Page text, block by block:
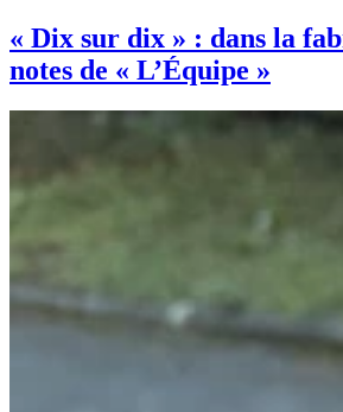
« Dix sur dix » : dans la
notes de « L’Équipe »